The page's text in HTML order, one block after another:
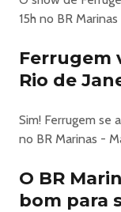
15h no BR
Ferrugem
Rio de
Sim! Ferrugem se
no BR Marinas -
O BR
bom para